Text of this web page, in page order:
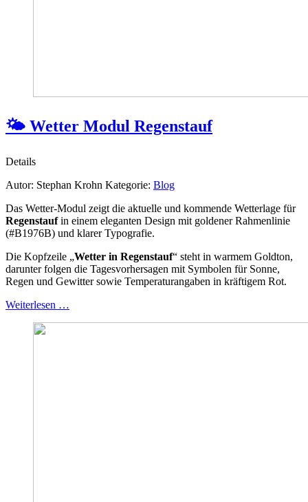
🌤 Wetter Modul Regenstauf
Details
Autor: Stephan Krohn Kategorie: Blog
Das Wetter‑Modul zeigt die aktuelle und kommende Wetterlage für
Regenstaufin einem eleganten Design mit goldener Rahmenlinie
(#B1976B) und klarer Typografie.
Die Kopfzeile „Wetter in Regenstauf“ steht in warmem Goldton,
darunter folgen die Tagesvorhersagen mit Symbolen für Sonne,
Regen und Gewitter sowie Temperaturangaben in kräftigem Rot.
Weiterlesen …